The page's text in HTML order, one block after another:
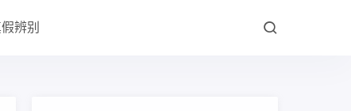
辨别